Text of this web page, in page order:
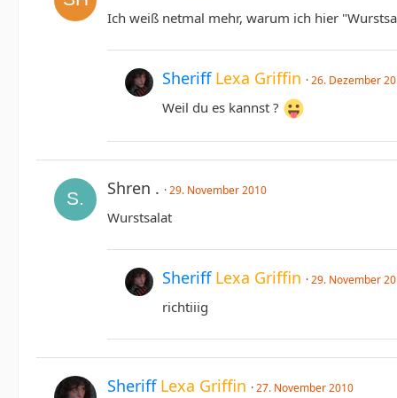
Ich weiß netmal mehr, warum ich hier
Sheriff Lexa Griffin 26. Dezember
Weil du es kannst ?
Shren . 29. November 2010
Wurstsalat
Sheriff Lexa Griffin 29. November
richtiiig
Sheriff Lexa Griffin 27. November 2010